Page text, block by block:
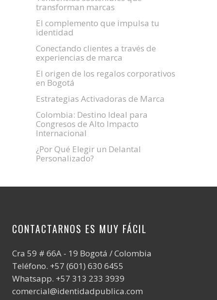
transforman marcas
El complemento que impulsa tu
identidad
Conectando clientes a través de
experiencias de marca
El origen de los regalos corporativos
en Bogotá
Estrategias Activadoras de Marca
Colombia: Destino Ideal para
Congresos de Alto Impacto
Internacional
¿Por Qué Elegir un Delantal
Personalizado?
CONTACTARNOS ES MUY FÁCIL
Cra 59 # 66A - 19 Bogotá / Colombia
Teléfono. +57 (601) 630 6455
Whatsapp. +57 313 233 3939
comercial@identidadpublica.com